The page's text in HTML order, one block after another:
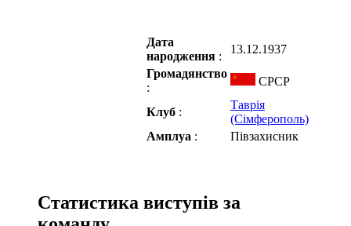
Дата
народження :
13.12.1937
Громадянство
:
СРСР
Клуб :
Таврія
(Сімферополь)
Амплуа : Півзахисник
Статистика виступів за